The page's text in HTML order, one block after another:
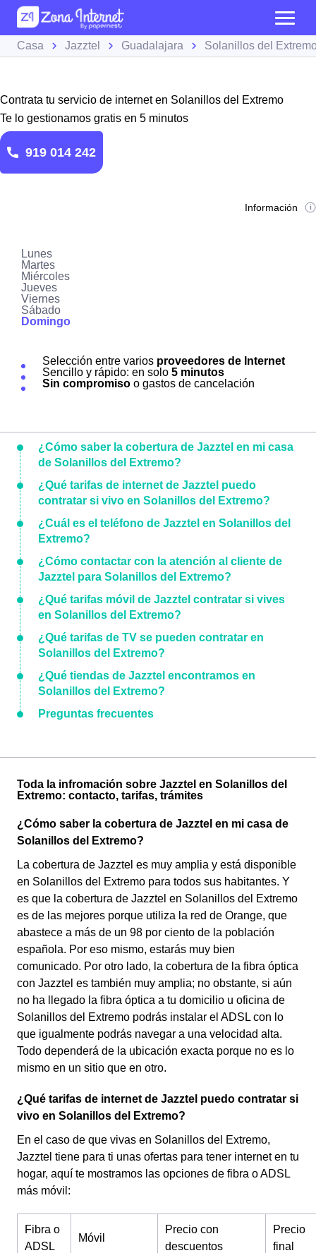
Casa Jazztel Guadalajara Solanillos del
Contrata tu servicio de internet en Solanillos del Extremo
Te lo gestionamos gratis en 5 minutos
919 014 242
Información
Lunes
Martes
Miércoles
Jueves
Viernes
Sábado
Domingo
Selección entre varios proveedores de Internet
Sencillo y rápido: en solo 5 minutos
Sin compromiso o gastos de cancelación
¿Cómo saber la cobertura de Jazztel en mi casa
de Solanillos del Extremo?
¿Qué tarifas de internet de Jazztel puedo
contratar si vivo en Solanillos del Extremo?
¿Cuál es el teléfono de Jazztel en Solanillos del
Extremo?
¿Cómo contactar con la atención al cliente de
Jazztel para Solanillos del Extremo?
¿Qué tarifas móvil de Jazztel contratar si vives
en Solanillos del Extremo?
¿Qué tarifas de TV se pueden contratar en
Solanillos del Extremo?
¿Qué tiendas de Jazztel encontramos en
Solanillos del Extremo?
Preguntas frecuentes
Toda la infromación sobre Jazztel en Solanillos del
Extremo: contacto, tarifas, trámites
¿Cómo saber la cobertura de Jazztel en mi casa de
Solanillos del Extremo?
La cobertura de Jazztel es muy amplia y está disponible
en Solanillos del Extremo para todos sus habitantes. Y
es que la cobertura de Jazztel en Solanillos del Extremo
es de las mejores porque utiliza la red de Orange, que
abastece a más de un 98 por ciento de la población
española. Por eso mismo, estarás muy bien
comunicado. Por otro lado, la cobertura de la fibra óptica
con Jazztel es también muy amplia; no obstante, si aún
no ha llegado la fibra óptica a tu domicilio u oficina de
Solanillos del Extremo podrás instalar el ADSL con lo
que igualmente podrás navegar a una velocidad alta.
Todo dependerá de la ubicación exacta porque no es lo
mismo en un sitio que en otro.
¿Qué tarifas de internet de Jazztel puedo contratar si
vivo en Solanillos del Extremo?
En el caso de que vivas en Solanillos del Extremo,
Jazztel tiene para ti unas ofertas para tener internet en tu
hogar, aquí te mostramos las opciones de fibra o ADSL
más móvil:
Fibra o
ADSL
Móvil
Precio con
descuentos
Precio
final